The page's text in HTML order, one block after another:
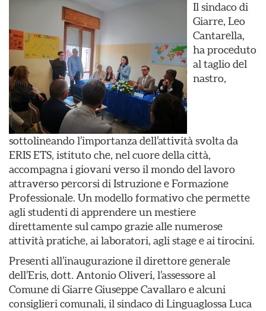
Il sindaco di
Giarre, Leo
Cantarella,
ha proceduto
al taglio del
nastro,
sottolineando l’importanza dell’attività svolta da
ERIS ETS, istituto che, nel cuore della città,
accompagna i giovani verso il mondo del lavoro
attraverso percorsi di Istruzione e Formazione
Professionale. Un modello formativo che permette
agli studenti di apprendere un mestiere
direttamente sul campo grazie alle numerose
attività pratiche, ai laboratori, agli stage e ai tirocini.
Presenti all’inaugurazione il direttore generale
dell’Eris, dott. Antonio Oliveri, l’assessore al
Comune di Giarre Giuseppe Cavallaro e alcuni
consiglieri comunali, il sindaco di Linguaglossa Luca